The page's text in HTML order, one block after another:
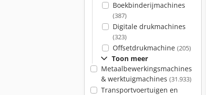
Boekbinderijmachines
(387)
Digitale drukmachines
(323)
Offsetdrukmachine (205)
Toon meer
Metaalbewerkingsmachines
& werktuigmachines (31.933)
Transportvoertuigen en